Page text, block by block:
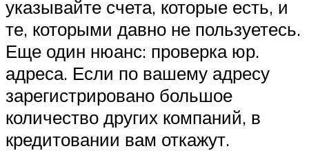
указывайте счета, которые есть, и
те, которыми давно не пользуетесь.
Еще один нюанс: проверка юр.
адреса. Если по вашему адресу
зарегистрировано большое
количество других компаний, в
кредитовании вам откажут.